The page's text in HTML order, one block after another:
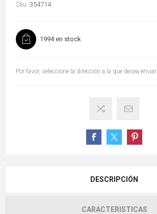
Sku: 354714
1994 en stock
Por favor, seleccione la dirección a la que desea enviar
DESCRIPCIÓN
CARACTERISTICAS